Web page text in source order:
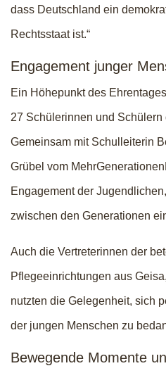
dass Deutschland ein
Rechtsstaat ist.“
Engagement junger
Ein Höhepunkt des
27 Schülerinnen und Schülern
Gemeinsam mit Schulleiterin
Grübel vom
Engagement der
zwischen den Generationen
Auch die Vertreterinnen der
Pflegeeinrichtungen aus
nutzten die Gelegenheit, sich
der jungen Menschen zu
Bewegende Momente